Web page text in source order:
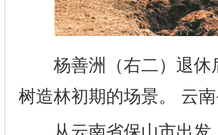
杨善洲（右二）退休
树造林初期的场景。 云